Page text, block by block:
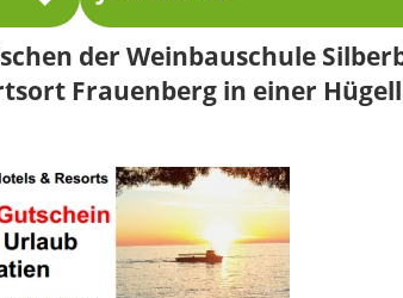
der Weinbauschule
Frauenberg in einer